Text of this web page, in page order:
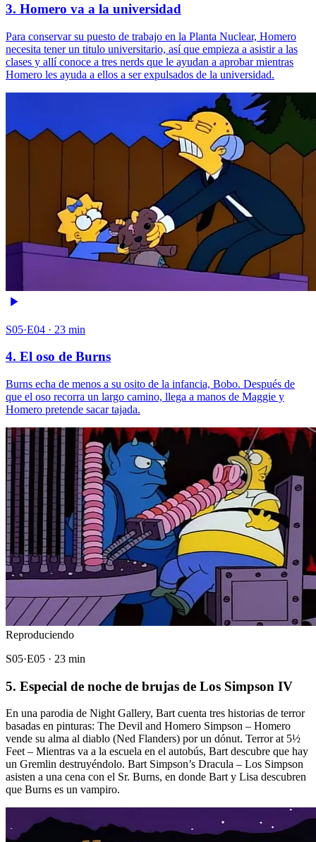
3. Homero va a la universidad
Para conservar su puesto de trabajo en la Planta Nuclear, Homero
necesita tener un titulo universitario, así que empieza a asistir a las
clases y allí conoce a tres nerds que le ayudan a aprobar mientras
Homero les ayuda a ellos a ser expulsados de la universidad.
S05·E04 · 23 min
4. El oso de Burns
Burns echa de menos a su osito de la infancia, Bobo. Después de
que el oso recorra un largo camino, llega a manos de Maggie y
Homero pretende sacar tajada.
Reproduciendo
S05·E05 · 23 min
5. Especial de noche de brujas de Los Simpson IV
En una parodia de Night Gallery, Bart cuenta tres historias de terror
basadas en pinturas: The Devil and Homero Simpson – Homero
vende su alma al diablo (Ned Flanders) por un dónut. Terror at 5½
Feet – Mientras va a la escuela en el autobús, Bart descubre que hay
un Gremlin destruyéndolo. Bart Simpson’s Dracula – Los Simpson
asisten a una cena con el Sr. Burns, en donde Bart y Lisa descubren
que Burns es un vampiro.